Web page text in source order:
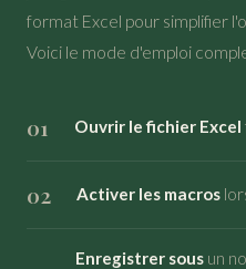
format Excel pour simplifier
Voici le mode d'emploi
Ouvrir le fichier Excel
Activer les macros
Enregistrer sous un